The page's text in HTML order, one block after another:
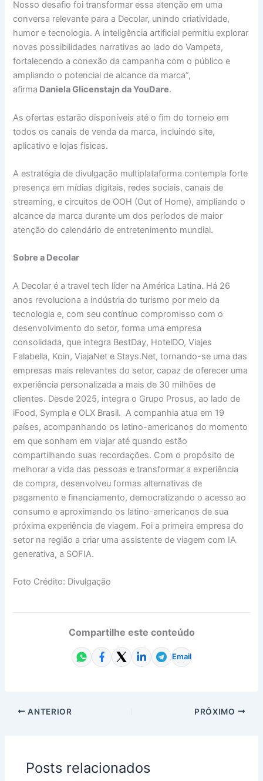
Nosso desafio foi transformar essa atenção em uma
conversa relevante para a Decolar, unindo criatividade,
humor e tecnologia. A inteligência artificial permitiu explorar
novas possibilidades narrativas ao lado do Vampeta,
fortalecendo a conexão da campanha com o público e
ampliando o potencial de alcance da marca”,
afirma Daniela Glicenstajn da YouDare.
As ofertas estarão disponíveis até o fim do torneio em
todos os canais de venda da marca, incluindo site,
aplicativo e lojas físicas.
A estratégia de divulgação multiplataforma contempla forte
presença em mídias digitais, redes sociais, canais de
streaming, e circuitos de OOH (Out of Home), ampliando o
alcance da marca durante um dos períodos de maior
atenção do calendário de entretenimento mundial.
Sobre a Decolar
A Decolar é a travel tech líder na América Latina. Há 26
anos revoluciona a indústria do turismo por meio da
tecnologia e, com seu contínuo compromisso com o
desenvolvimento do setor, forma uma empresa
consolidada, que integra BestDay, HotelDO, Viajes
Falabella, Koin, ViajaNet e Stays.Net, tornando-se uma das
empresas mais relevantes do setor, capaz de oferecer uma
experiência personalizada a mais de 30 milhões de
clientes. Desde 2025, integra o Grupo Prosus, ao lado de
iFood, Sympla e OLX Brasil. A companhia atua em 19
países, acompanhando os latino-americanos do momento
em que sonham em viajar até quando estão
compartilhando suas recordações. Com o propósito de
melhorar a vida das pessoas e transformar a experiência
de compra, desenvolveu formas alternativas de
pagamento e financiamento, democratizando o acesso ao
consumo e aproximando os latino-americanos de sua
próxima experiência de viagem. Foi a primeira empresa do
setor na região a criar uma assistente de viagem com IA
generativa, a SOFIA.
Foto Crédito: Divulgação
Compartilhe este conteúdo
Email
ANTERIOR PRÓXIMO
Posts relacionados